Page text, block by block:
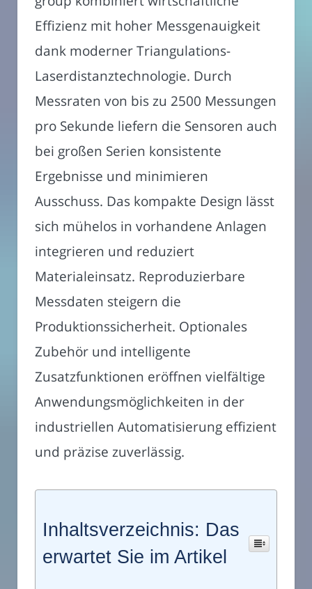
Effizienz mit hoher Messgenauigkeit
dank moderner Triangulations-
Laserdistanztechnologie. Durch
Messraten von bis zu 2500 Messungen
pro Sekunde liefern die Sensoren auch
bei großen Serien konsistente
Ergebnisse und minimieren
Ausschuss. Das kom­pakte Design lässt
sich mühelos in vorhandene Anlagen
integrieren und reduziert
Materialeinsatz. Reproduzierbare
Messdaten steigern die
Produktionssicherheit. Optionales
Zubehör und intelligente
Zusatzfunktionen eröffnen vielfältige
Anwendungsmöglichkeiten in der
industriellen Automatisierung effizient
und präzise zuverlässig.
Inhaltsverzeichnis: Das
erwartet Sie im Artikel